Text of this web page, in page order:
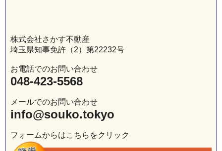
株式会社さかす不動産
埼玉県知事免許（2）第22232号
お電話でのお問い合わせ
048-423-5568
メールでのお問い合わせ
info@souko.tokyo
フォームからはこちらをクリック